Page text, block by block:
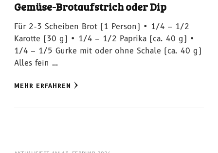
Gemüse-Brotaufstrich oder Dip
Für 2-3 Scheiben Brot (1 Person) • 1/4 – 1/2
Karotte (30 g) • 1/4 – 1/2 Paprika (ca. 40 g) •
1/4 – 1/5 Gurke mit oder ohne Schale (ca. 40 g)
Alles fein …
MEHR ERFAHREN